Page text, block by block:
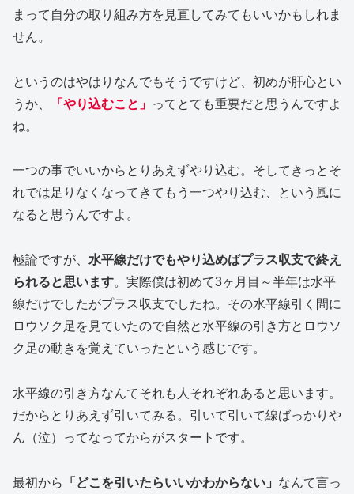
まって自分の取り組み方を見直してみてもいいかもしれま
せん。
というのはやはりなんでもそうですけど、初めが肝心とい
うか、
「やり込むこと」 ってとても重要だと思うんですよ
ね。
一つの事でいいからとりあえずやり込む。そしてきっとそ
れでは足りなくなってきてもう一つやり込む、という風に
なると思うんですよ。
極論ですが、 水平線だけでもやり込めばプラス収支で終え
られると思います。実際僕は初めて3ヶ月目～半年は水平
線だけでしたがプラス収支でしたね。その水平線引く間に
ロウソク足を見ていたので自然と水平線の引き方とロウソ
ク足の動きを覚えていったという感じです。
水平線の引き方なんてそれも人それぞれあると思います。
だからとりあえず引いてみる。引いて引いて線ばっかりや
ん（泣）ってなってからがスタートです。
最初から 「どこを引いたらいいかわからない」 なんて言っ